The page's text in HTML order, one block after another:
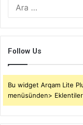
Follow Us
Bu widget Arqam Lite
menüsünden>